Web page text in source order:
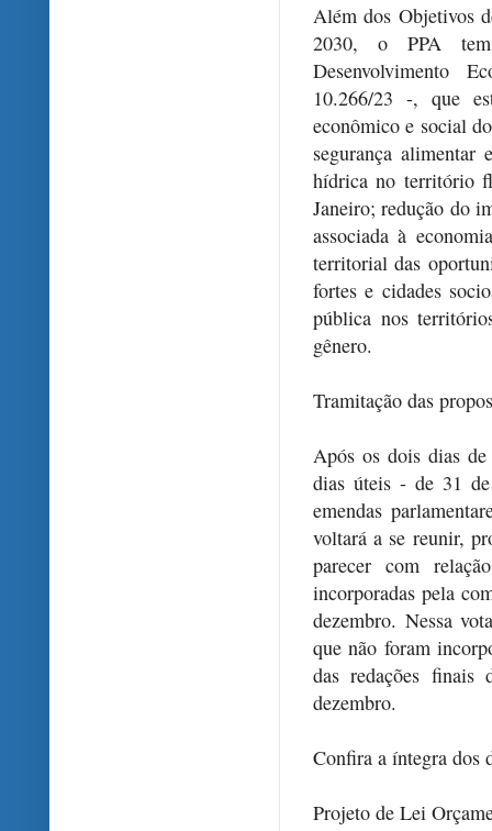
Além dos Objetivos
2030, o PPA
Desenvolvimento
10.266/23 -, que
econômico e social
segurança alimentar
hídrica no território
Janeiro; redução do
associada à
territorial das
fortes e cidades
pública nos
gênero.
Tramitação das
Após os dois dias
dias úteis - de 31
emendas
voltará a se reunir,
parecer com
incorporadas pela
dezembro. Nessa
que não foram
das redações finais
dezembro.
Confira a íntegra dos
Projeto de Lei